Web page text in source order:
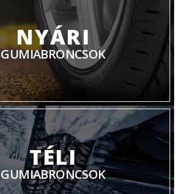
NYÁRI
GUMIABRONCSOK
TÉLI
GUMIABRONCSOK